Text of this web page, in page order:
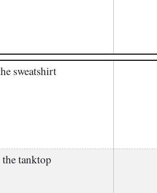
sweatshirt
the tanktop